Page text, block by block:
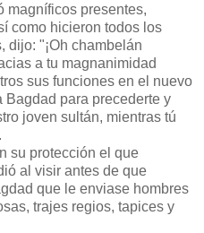
magníficos presentes,
como hicieron todos los
dijo: "¡Oh chambelán
a tu magnanimidad
sus funciones en el nuevo
Bagdad para precederte y
joven sultán, mientras tú
su protección el que
al visir antes de que
que le enviase hombres
trajes regios, tapices y